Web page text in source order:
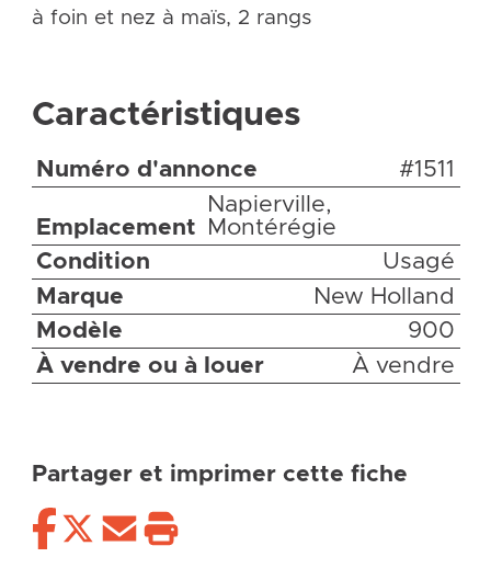
à foin et nez à maïs, 2 rangs
Caractéristiques
Numéro d'annonce #1511
Emplacement
Napierville,
Montérégie
Condition
Usagé
Marque
New Holland
Modèle
900
À vendre ou à louer
À vendre
Partager et imprimer cette fiche